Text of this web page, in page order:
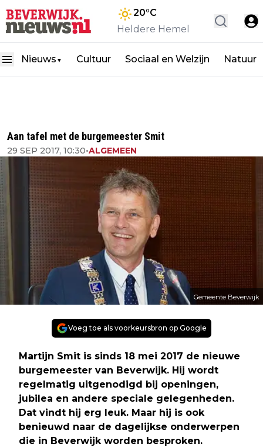
20°C
Heldere Hemel
Nieuws ▼ Cultuur Sociaal en Welzijn Natuur
Aan tafel met de burgemeester Smit
29 SEP 2017, 10:30•ALGEMEEN
Gemeente Beverwijk
Voeg toe als voorkeursbron op Google
Martijn Smit is sinds 18 mei 2017 de nieuwe
burgemeester van Beverwijk. Hij wordt
regelmatig uitgenodigd bij openingen,
jubilea en andere speciale gelegenheden.
Dat vindt hij erg leuk. Maar hij is ook
benieuwd naar de dagelijkse onderwerpen
die in Beverwijk worden besproken.